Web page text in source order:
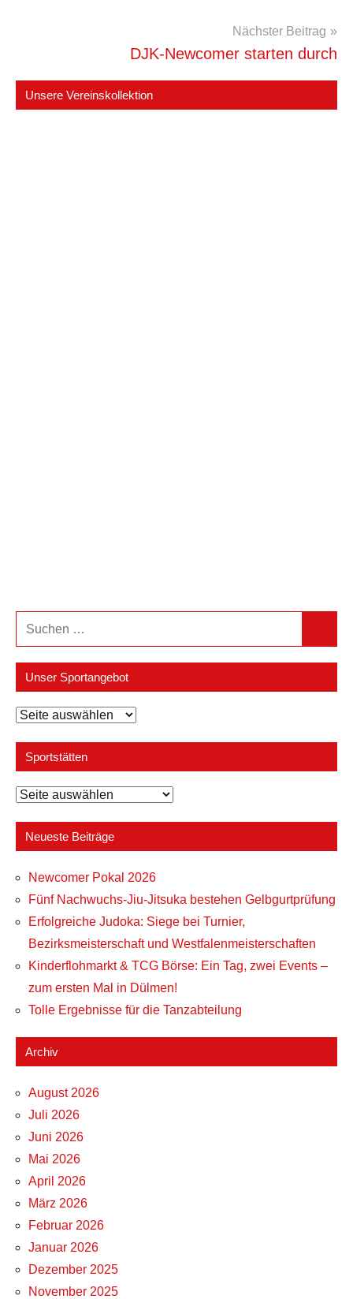
Nächster Beitrag
DJK-Newcomer starten durch
Unsere Vereinskollektion
Suchen
nach:
Unser Sportangebot
Unser
Sportstätten
Sportstätten
Neueste Beiträge
Newcomer Pokal 2026
Fünf Nachwuchs-Jiu-Jitsuka bestehen Gelbgurtprüfung
Erfolgreiche Judoka: Siege bei Turnier,
Bezirksmeisterschaft und Westfalenmeisterschaften
Kinderflohmarkt & TCG Börse: Ein Tag, zwei Events –
zum ersten Mal in Dülmen!
Tolle Ergebnisse für die Tanzabteilung
Archiv
August 2026
Juli 2026
Juni 2026
Mai 2026
April 2026
März 2026
Februar 2026
Januar 2026
Dezember 2025
November 2025